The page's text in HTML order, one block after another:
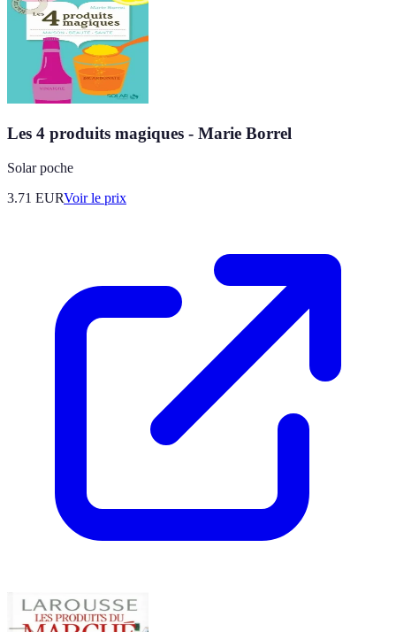
Les 4 produits magiques - Marie Borrel
Solar poche
3.71 EURVoir le prix